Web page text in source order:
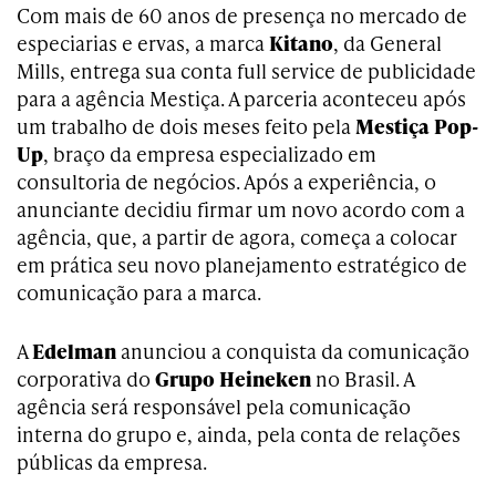
Com mais de 60 anos de presença no mercado de
especiarias e ervas, a marcaKitano, da General
Mills, entrega sua conta full service de publicidade
para a agência Mestiça. A parceria aconteceu após
um trabalho de dois meses feito pelaMestiçaPop-
Up, braço da empresa especializado em
consultoria de negócios. Após a experiência, o
anunciante decidiu firmar um novo acordo com a
agência, que, a partir de agora, começa a colocar
em prática seu novo planejamento estratégico de
comunicação para a marca.
AEdelman anunciou a conquista da comunicação
corporativa do GrupoHeineken no Brasil. A
agência será responsável pela comunicação
interna do grupo e, ainda, pela conta de relações
públicas da empresa.